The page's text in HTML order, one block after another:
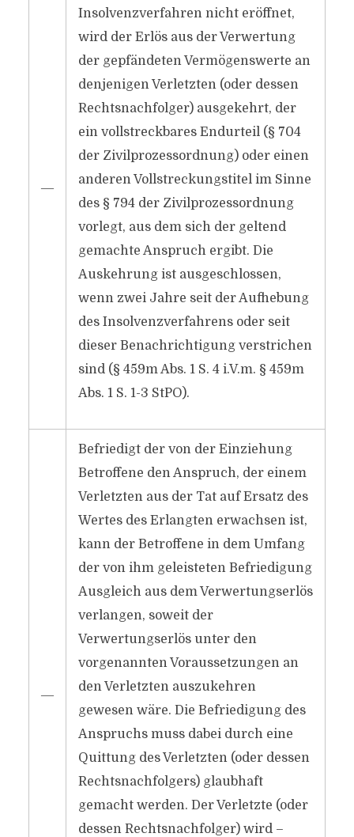
―
Insolvenzverfahren nicht eröffnet,
wird der Erlös aus der Verwertung
der gepfändeten Vermögenswerte an
denjenigen Verletzten (oder dessen
Rechtsnachfolger) ausgekehrt, der
ein vollstreckbares Endurteil (§ 704
der Zivilprozessordnung) oder einen
anderen Vollstreckungstitel im Sinne
des § 794 der Zivilprozessordnung
vorlegt, aus dem sich der geltend
gemachte Anspruch ergibt. Die
Auskehrung ist ausgeschlossen,
wenn zwei Jahre seit der Aufhebung
des Insolvenzverfahrens oder seit
dieser Benachrichtigung verstrichen
sind (§ 459m Abs. 1 S. 4 i.V.m. § 459m
Abs. 1 S. 1-3 StPO).
―
Befriedigt der von der Einziehung
Betroffene den Anspruch, der einem
Verletzten aus der Tat auf Ersatz des
Wertes des Erlangten erwachsen ist,
kann der Betroffene in dem Umfang
der von ihm geleisteten Befriedigung
Ausgleich aus dem Verwertungserlös
verlangen, soweit der
Verwertungserlös unter den
vorgenannten Voraussetzungen an
den Verletzten auszukehren
gewesen wäre. Die Befriedigung des
Anspruchs muss dabei durch eine
Quittung des Verletzten (oder dessen
Rechtsnachfolgers) glaubhaft
gemacht werden. Der Verletzte (oder
dessen Rechtsnachfolger) wird –